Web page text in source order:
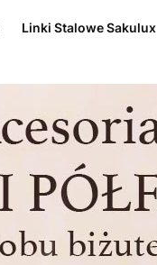
Linki Stalowe Sakulux